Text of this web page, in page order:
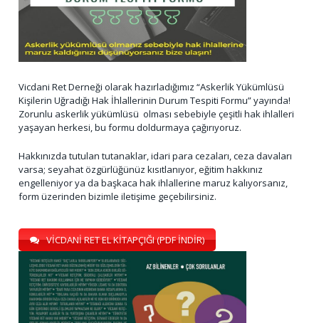
Vicdani Ret Derneği olarak hazırladığımız “Askerlik Yükümlüsü
Kişilerin Uğradığı Hak İhlallerinin Durum Tespiti Formu” yayında!
Zorunlu askerlik yükümlüsü olması sebebiyle çeşitli hak ihlalleri
yaşayan herkesi, bu formu doldurmaya çağırıyoruz.
Hakkınızda tutulan tutanaklar, idari para cezaları, ceza davaları
varsa; seyahat özgürlüğünüz kısıtlanıyor, eğitim hakkınız
engelleniyor ya da başkaca hak ihlallerine maruz kalıyorsanız,
form üzerinden bizimle iletişime geçebilirsiniz.
VİCDANİ RET EL KİTAPÇIĞI (PDF İNDİR)